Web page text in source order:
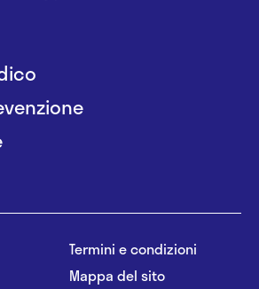
Termini e condizioni
Mappa del sito